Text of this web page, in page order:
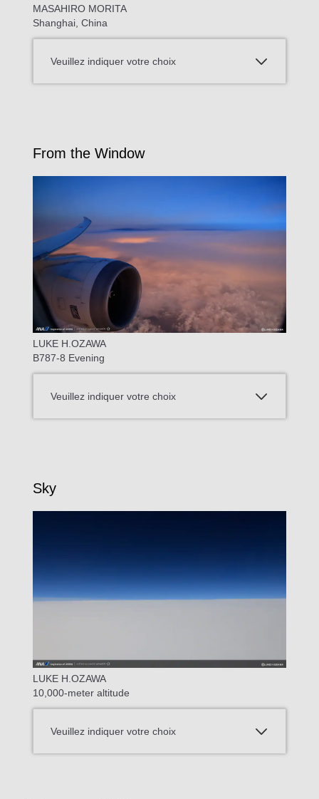
MASAHIRO MORITA
Shanghai, China
Veuillez indiquer votre choix
From the Window
LUKE H.OZAWA
B787-8 Evening
Veuillez indiquer votre choix
Sky
LUKE H.OZAWA
10,000-meter altitude
Veuillez indiquer votre choix